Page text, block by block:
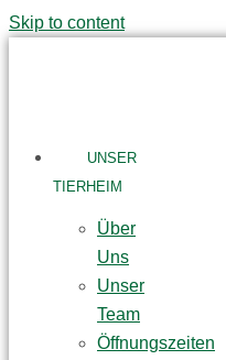
Skip to content
UNSER
TIERHEIM
Über
Uns
Unser
Team
Öffnungszeiten